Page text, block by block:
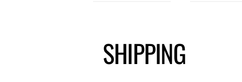
SHIPPING